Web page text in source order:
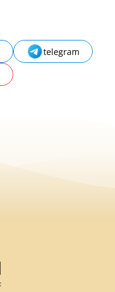
telegram